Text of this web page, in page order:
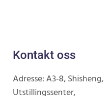
Kontakt oss
Adresse: A3-8, Shisheng,
Utstillingssenter,